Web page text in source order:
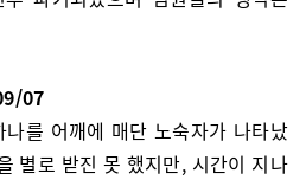
07
를 어깨에 매단 노숙자가 나타났
별로 받진 못 했지만, 시간이 지나